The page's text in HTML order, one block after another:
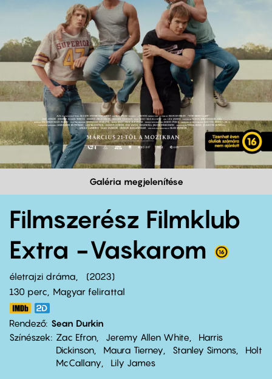
Galéria megjelenítése
Filmszerész Filmklub
Extra -Vaskarom
életrajzi dráma
2023
130 perc,
Magyar felirattal
Rendező Sean Durkin
Színészek
Zac Efron Jeremy Allen White
Harris
Dickinson
Maura Tierney Stanley Simons
Holt
McCallany
Lily James